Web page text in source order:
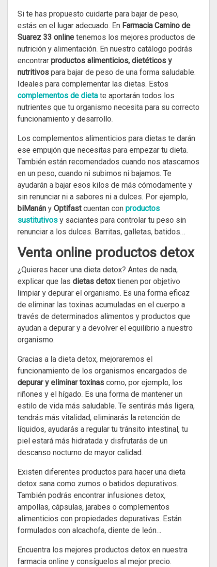
Si te has propuesto cuidarte para bajar de peso,
estás en el lugar adecuado. En Farmacia Camino de
Suarez 33 online tenemos los mejores productos de
nutrición y alimentación. En nuestro catálogo podrás
encontrar productos alimenticios, dietéticos y
nutritivos para bajar de peso de una forma saludable.
Ideales para complementar las dietas. Estos
complementos de dieta te aportarán todos los
nutrientes que tu organismo necesita para su correcto
funcionamiento y desarrollo.
Los complementos alimenticios para dietas te darán
ese empujón que necesitas para empezar tu dieta.
También están recomendados cuando nos atascamos
en un peso, cuando ni subimos ni bajamos. Te
ayudarán a bajar esos kilos de más cómodamente y
sin renunciar ni a sabores ni a dulces. Por ejemplo,
biManán y Optifastcuentan con productos
sustitutivos y saciantes para controlar tu peso sin
renunciar a los dulces. Barritas, galletas, batidos…
Venta online productos detox
¿Quieres hacer una dieta detox? Antes de nada,
explicar que las dietas detoxtienen por objetivo
limpiar y depurar el organismo. Es una forma eficaz
de eliminar las toxinas acumuladas en el cuerpo a
través de determinados alimentos y productos que
ayudan a depurar y a devolver el equilibrio a nuestro
organismo.
Gracias a la dieta detox, mejoraremos el
funcionamiento de los organismos encargados de
depurar y eliminar toxinas como, por ejemplo, los
riñones y el hígado. Es una forma de mantener un
estilo de vida más saludable. Te sentirás más ligera,
tendrás más vitalidad, eliminarás la retención de
líquidos, ayudarás a regular tu tránsito intestinal, tu
piel estará más hidratada y disfrutarás de un
descanso nocturno de mayor calidad.
Existen diferentes productos para hacer una dieta
detox sana como zumos o batidos depurativos.
También podrás encontrar infusiones detox,
ampollas, cápsulas, jarabes o complementos
alimenticios con propiedades depurativas. Están
formulados con alcachofa, diente de león…
Encuentra los mejores productos detox en nuestra
farmacia online y consíguelos al mejor precio.